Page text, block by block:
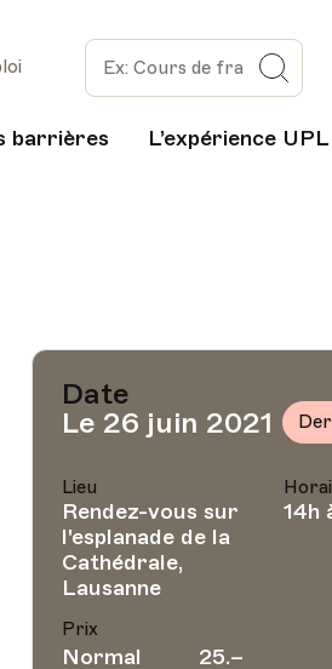
Date
Le 26 juin 2021
Lieu
Rendez-vous sur
l'esplanade de la
Cathédrale,
Lausanne
14h
Prix
Normal 25.–
barrières L’expérience UPL